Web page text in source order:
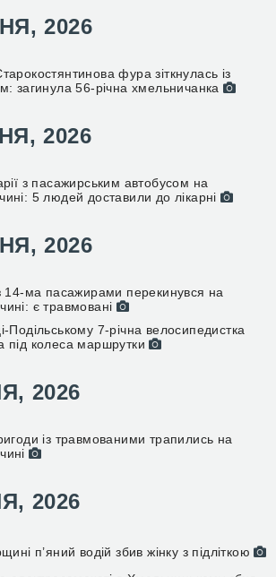
2026
фура зіткнулась із
загинула 56-річна хмельничанка
2026
з пасажирським автобусом на
5 людей доставили до лікарні
2026
14-ма пасажирами перекинувся на
є травмовані
Подільському 7-річна велосипедистка
під колеса маршрутки
2026
із травмованими трапились на
2026
п’яний водій збив жінку з підліткою